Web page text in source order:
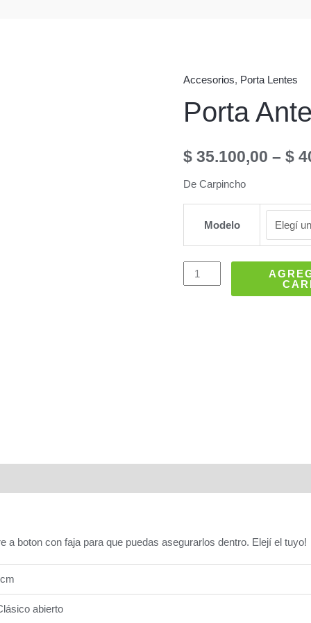
Accesorios, Porta Lentes
Porta
$ 35.100,00 – $
De Carpincho
Modelo
Porta
Anteojos
a boton con faja para que puedas asegurarlos dentro. Elejí el tuyo!
abierto